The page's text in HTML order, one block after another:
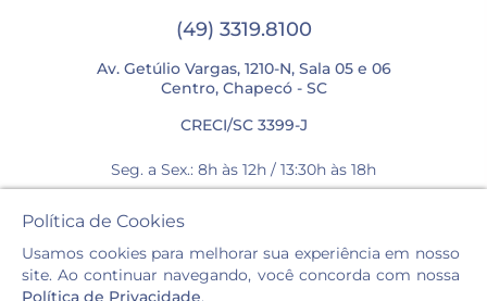
(49) 3319.8100
Av. Getúlio Vargas, 1210-N, Sala 05 e 06
Centro, Chapecó - SC
CRECI/SC 3399-J
Seg. a Sex.: 8h às 12h / 13:30h às 18h
Sábados: 8h às 12h
Política de Cookies
Usamos cookies para melhorar sua experiência em nosso
site. Ao continuar navegando, você concorda com nossa
Política de Privacidade.